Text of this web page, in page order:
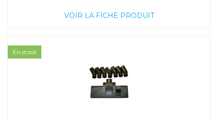
VOIR LA FICHE PRODUIT
En stock